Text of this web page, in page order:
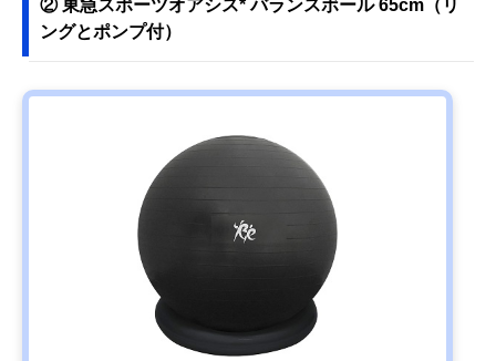
② 東急スポーツオアシス* バランスボール 65cm（リ
ングとポンプ付）